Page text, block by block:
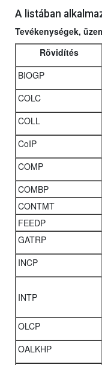
A listában
Tevékenységek,
Rövidítés
BIOGP
COLC
COLL
CoIP
COMP
COMBP
CONTMT
FEEDP
GATRP
INCP
INTP
OLCP
OALKHP